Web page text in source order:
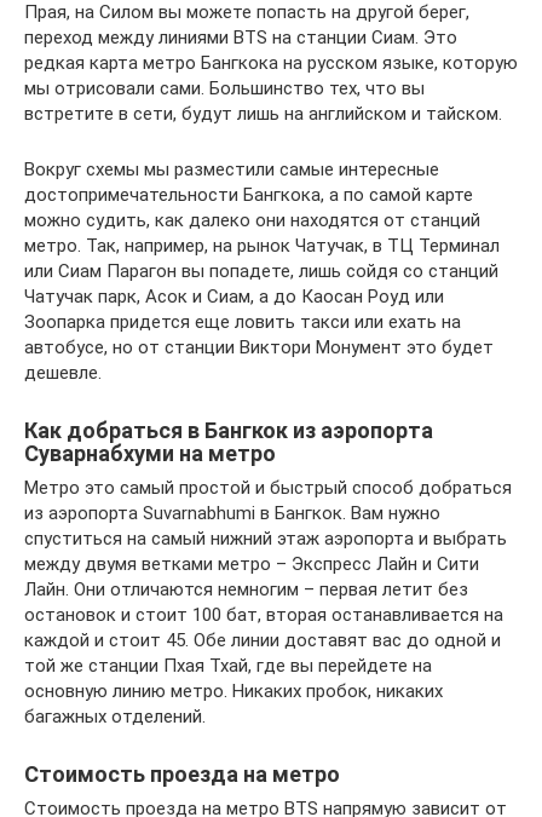
Прая, на Силом вы можете попасть на другой берег,
переход между линиями BTS на станции Сиам. Это
редкая карта метро Бангкока на русском языке, которую
мы отрисовали сами. Большинство тех, что вы
встретите в сети, будут лишь на английском и тайском.
Вокруг схемы мы разместили самые интересные
достопримечательности Бангкока, а по самой карте
можно судить, как далеко они находятся от станций
метро. Так, например, на рынок Чатучак, в ТЦ Терминал
или Сиам Парагон вы попадете, лишь сойдя со станций
Чатучак парк, Асок и Сиам, а до Каосан Роуд или
Зоопарка придется еще ловить такси или ехать на
автобусе, но от станции Виктори Монумент это будет
дешевле.
Как добраться в Бангкок из аэропорта
Суварнабхуми на метро
Метро это самый простой и быстрый способ добраться
из аэропорта Suvarnabhumi в Бангкок. Вам нужно
спуститься на самый нижний этаж аэропорта и выбрать
между двумя ветками метро – Экспресс Лайн и Сити
Лайн. Они отличаются немногим – первая летит без
остановок и стоит 100 бат, вторая останавливается на
каждой и стоит 45. Обе линии доставят вас до одной и
той же станции Пхая Тхай, где вы перейдете на
основную линию метро. Никаких пробок, никаких
багажных отделений.
Cтоимость проезда на метро
Стоимость проезда на метро BTS напрямую зависит от